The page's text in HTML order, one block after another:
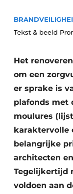
Vacatures
Bedrijven
Contact
Akoestiek
BIM
Evenementen
Dak & Gevel
Houtbouw
HVAC
Tekst & beeld
Het
om een
er sprake is
plafonds met
moulures
karaktervolle
belangrijke
architecten
Tegelijkertijd
voldoen aan